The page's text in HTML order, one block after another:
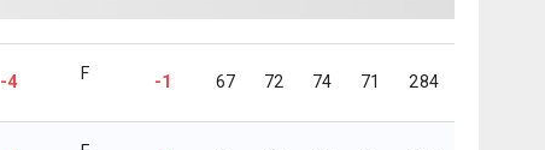
-4 F -1 67 72 74 71 284